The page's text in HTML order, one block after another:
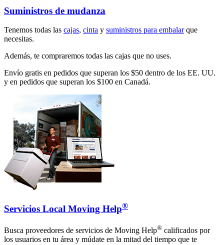
Suministros de mudanza
Tenemos todas las cajas, cinta y suministros para embalarque
necesitas.
Además, te compraremos todas las cajas que no uses.
Envío gratis en pedidos que superan los $50 dentro de los EE. UU.
y en pedidos que superan los $100 en Canadá.
Servicios Local Moving Help®
Busca proveedores de servicios de Moving Help® calificados por
los usuarios en tu área y múdate en la mitad del tiempo que te